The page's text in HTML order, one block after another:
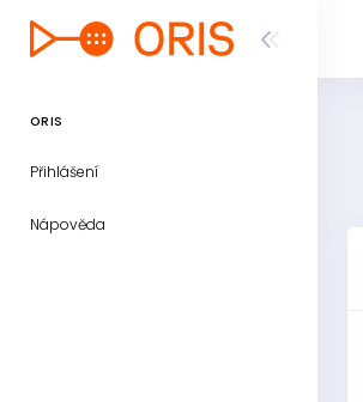
ORIS
Přihlášení
Nápověda